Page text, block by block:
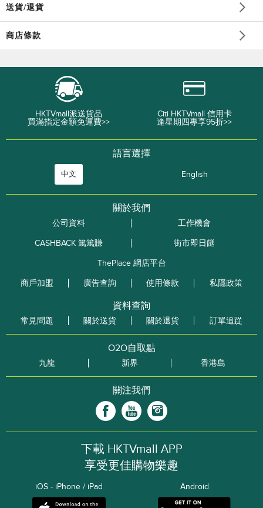
送貨/退貨
商店條款
HKTVmall派送貨品
買滿指定金額免運費>>
Citi HKTVmall 信用卡
逢星期四專享95折>>
語言選擇
中文 English
關於我們
公司資料
工作機會
CASHBACK 篤篤賺
街市即日餸
ThePlace 網店平台
商戶加盟
廣告查詢 使用條款 私隱政策
資料查詢
常見問題 關於送貨 關於退貨 訂單追踨
O2O自取點
九龍 新界 香港島
關注我們
下載 HKTVmall APP
享受更佳購物樂趣
iOS - iPhone / iPad Android